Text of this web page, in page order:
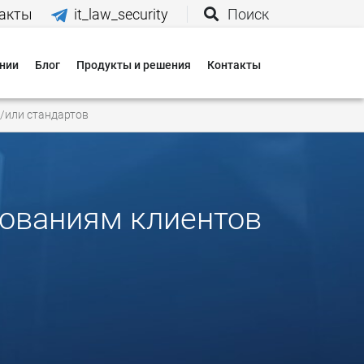
it_law_security Поиск
Блог Продукты и решения Контакты
стандартов
клиентов